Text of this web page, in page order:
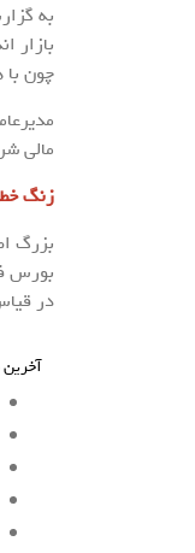
به
بازار
چون با
مالی
زنگ خطر برای
در